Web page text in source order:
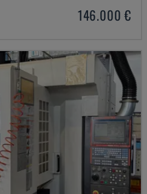
146.000 €